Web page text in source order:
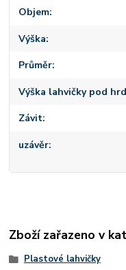
Objem
Výška
Průměr
Výška lahvičky pod
Závit
uzávěr
Zboží zařazeno v
Plastové lahvičky